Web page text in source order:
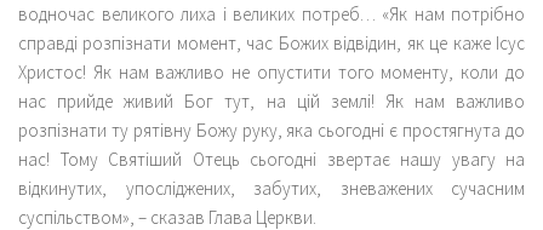
водночас великого лиха і великих потреб… «Як нам потрібно
справді розпізнати момент, час Божих відвідин, як це каже Ісус
Христос! Як нам важливо не опустити того моменту, коли до
нас прийде живий Бог тут, на цій землі! Як нам важливо
розпізнати ту рятівну Божу руку, яка сьогодні є простягнута до
нас! Тому Святіший Отець сьогодні звертає нашу увагу на
відкинутих, упосліджених, забутих, зневажених сучасним
суспільством», – сказав Глава Церкви.